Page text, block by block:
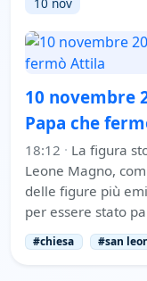
10 novembre
Papa che
18:12 · La figura
Leone Magno,
delle figure più
per essere stato
#chiesa #san